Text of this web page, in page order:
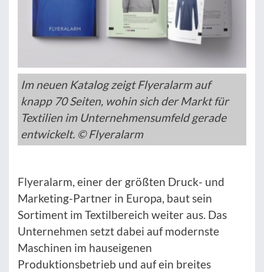
Im neuen Katalog zeigt Flyeralarm auf
knapp 70 Seiten, wohin sich der Markt für
Textilien im Unternehmensumfeld gerade
entwickelt. © Flyeralarm
Flyeralarm, einer der größten Druck- und
Marketing-Partner in Europa, baut sein
Sortiment im Textilbereich weiter aus. Das
Unternehmen setzt dabei auf modernste
Maschinen im hauseigenen
Produktionsbetrieb und auf ein breites